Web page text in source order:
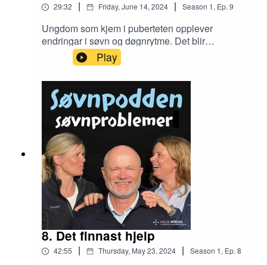
29:32 | Friday, June 14, 2024 | Season 1, Ep. 9
Ungdom som kjem i puberteten opplever
endringar i søvn og døgnrytme. Det blir
vanskeligare å kome seg i seng om kvelden, og
ikkje minst å kome seg opp om morgonen.
Skuldast det her berre dårlege val og
feilprioritering?I denne episoden snakkar
Søvnpodden om kva som skjer med søvn og
døgnrytme i ungdomstida, og vi diskuterer hva
ungdom sjølv kan gjere, korleis foreldre kan
hjelpe, og kanskje viktigast - korleis vi som
samfunn kan leggje til rette for at ungdom skal få
nok søvn.
Play
8. Det finnast hjelp
42:55 | Thursday, May 23, 2024 | Season 1, Ep. 8